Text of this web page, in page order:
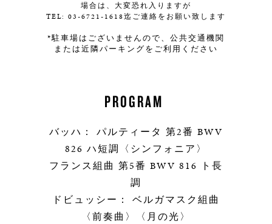
場合は、大変恐れ入りますが
TEL: 03-6721-1618迄ご連絡をお願い致します
*駐車場はございませんので、公共交通機関
または近隣パーキングをご利用ください
PROGRAM
バッハ： パルティータ 第2番 BWV
826 ハ短調〈シンフォニア〉
フランス組曲 第5番 BWV 816 ト長
調
ドビュッシー： ベルガマスク組曲
〈前奏曲〉〈月の光〉